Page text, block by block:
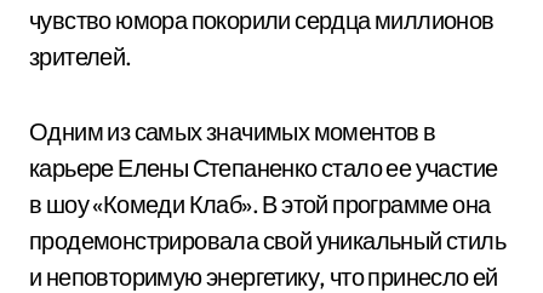
чувство юмора покорили сердца миллионов
зрителей.
Одним из самых значимых моментов в
карьере Елены Степаненко стало ее участие
в шоу «Комеди Клаб». В этой программе она
продемонстрировала свой уникальный стиль
и неповторимую энергетику, что принесло ей